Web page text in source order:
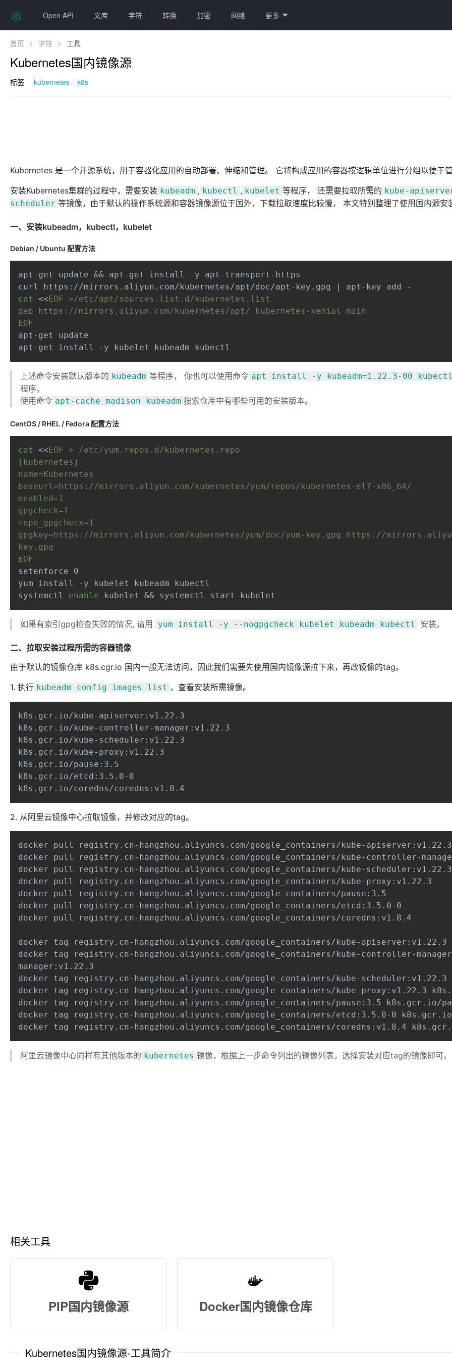
Open API 文库 字符 转换 加密 网络 更多
首页 > 字符 > 工具
Kubernetes国内镜像源
标签 kubernetes k8s
Kubernetes 是一个开源系统，用于容器化应用的自动部署、伸缩和管理。 它将构成应用的容器按逻辑单位进行分组以便于管
安装Kubernetes集群的过程中，需要安装 kubeadm , kubectl , kubelet 等程序， 还需要拉取所需的 kube-
scheduler 等镜像，由于默认的操作系统源和容器镜像源位于国外，下载拉取速度比较慢， 本文特别整理了使用国内源安
一、安装kubeadm，kubectl，kubelet
Debian / Ubuntu 配置方法
apt-get update && apt-get install -y apt-transport-https
cat
<<EOF >/etc/apt/sources.list.d/kubernetes.list
deb https://mirrors.aliyun.com/kubernetes/apt/ kubernetes-xenial main
EOF
apt-get update
apt-get install -y kubelet kubeadm kubectl
上述命令安装默认版本的 kubeadm 等程序， 你也可以使用命令 apt install -y kubeadm=1.22.3-00
程序。
使用命令 apt-cache madison kubeadm 搜索仓库中有哪些可用的安装版本。
CentOS / RHEL / Fedora 配置方法
cat <<EOF > /etc/yum.repos.d/kubernetes.repo
[kubernetes]
name=Kubernetes
baseurl=https://mirrors.aliyun.com/kubernetes/yum/repos/kubernetes-el7-x86_64/
enabled=1
gpgcheck=1
repo_gpgcheck=1
gpgkey=https://mirrors.aliyun.com/kubernetes/yum/doc/yum-key.gpg https://
key.gpg
EOF
setenforce 0
yum install -y kubelet kubeadm kubectl
systemctl enable kubelet && systemctl start kubelet
如果有索引gpg检查失败的情况, 请用 yum install -y --nogpgcheck kubelet kubeadm kubectl 安装。
二、拉取安装过程所需的容器镜像
由于默认的镜像仓库 k8s.cgr.io 国内一般无法访问，因此我们需要先使用国内镜像源拉下来，再改镜像的tag。
1. 执行 kubeadm config images list ，查看安装所需镜像。
k8s.gcr.io/kube-apiserver:v1.22.3
k8s.gcr.io/kube-controller-manager:v1.22.3
k8s.gcr.io/kube-scheduler:v1.22.3
k8s.gcr.io/kube-proxy:v1.22.3
k8s.gcr.io/pause:3.5
k8s.gcr.io/etcd:3.5.0-0
k8s.gcr.io/coredns/coredns:v1.8.4
2. 从阿里云镜像中心拉取镜像，并修改对应的tag。
docker pull registry.cn-hangzhou.aliyuncs.com/google_containers/kube-apiserver:v1.22.3
docker pull registry.cn-hangzhou.aliyuncs.com/google_containers/kube-controller-
docker pull registry.cn-hangzhou.aliyuncs.com/google_containers/kube-scheduler:v1.22.3
docker pull registry.cn-hangzhou.aliyuncs.com/google_containers/kube-proxy:v1.22.3
docker pull registry.cn-hangzhou.aliyuncs.com/google_containers/pause:3.5
docker pull registry.cn-hangzhou.aliyuncs.com/google_containers/etcd:3.5.0-0
docker pull registry.cn-hangzhou.aliyuncs.com/google_containers/coredns:v1.8.4
docker tag registry.cn-hangzhou.aliyuncs.com/google_containers/kube-
docker tag registry.cn-hangzhou.aliyuncs.com/google_containers/kube-controller-
manager:v1.22.3
docker tag registry.cn-hangzhou.aliyuncs.com/google_containers/kube-
docker tag registry.cn-hangzhou.aliyuncs.com/google_containers/kube-proxy:v1.22.3
docker tag registry.cn-hangzhou.aliyuncs.com/google_containers/pause:3.5 k8s.gcr.io/
docker tag registry.cn-hangzhou.aliyuncs.com/google_containers/etcd:3.5.0-0
docker tag registry.cn-hangzhou.aliyuncs.com/google_containers/coredns:v1.8.4
阿里云镜像中心同样有其他版本的 kubernetes 镜像，根据上一步命令列出的镜像列表，选择安装对应tag的镜像即可。
相关工具
PIP国内镜像源 Docker国内镜像仓库
Kubernetes国内镜像源-工具简介